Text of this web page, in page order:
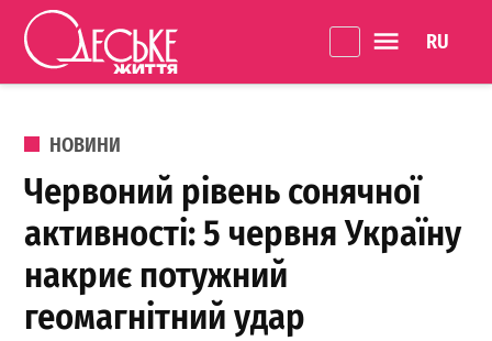
Перейти до вмісту
Життя
ОПУБЛІКОВАНО В
НОВИНИ
Червоний рівень сонячної
активності: 5 червня Україну
накриє потужний
геомагнітний удар